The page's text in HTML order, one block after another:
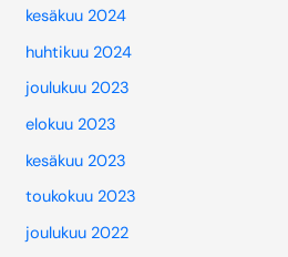
kesäkuu 2024
huhtikuu 2024
joulukuu 2023
elokuu 2023
kesäkuu 2023
toukokuu 2023
joulukuu 2022